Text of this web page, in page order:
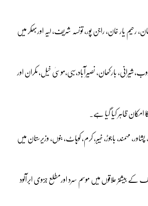
یار خان، راجن پور، تونسہ شریف، لیہ اوربھکر میں
شیرانی، بارکھان، نصیرآباد،سبی،موسیٰ خیل، مکران اور
امکان ظاہر کیا گیا ہے۔
مہمند، باجوڑ، خیبر، کرم، کوہاٹ، بنوں، وزیرستان میں
کے بیشتر علاقوں میں موسم سرد اورمطلع جزوی ابرآلود